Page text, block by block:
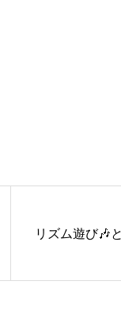
リズム遊び🎶